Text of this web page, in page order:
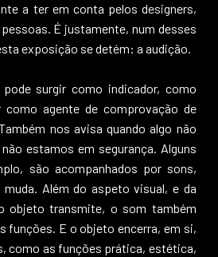
a ter em conta pelos designers,
É justamente, num desses
exposição se detém: a audição.
surgir como indicador, como
agente de comprovação de
nos avisa quando algo não
estamos em segurança. Alguns
são acompanhados por sons,
Além do aspeto visual, e da
objeto transmite, o som também
funções. E o objeto encerra, em si,
como as funções prática, estética,